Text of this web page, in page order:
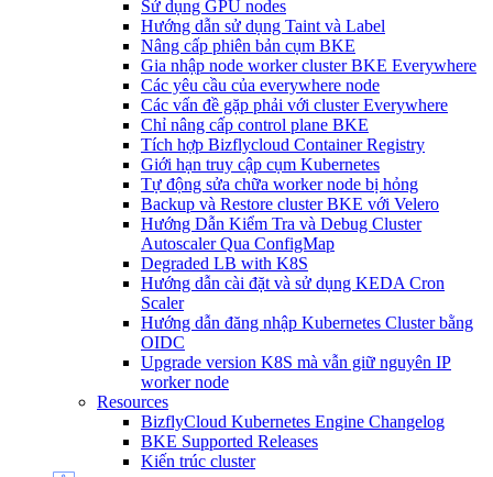
Sử dụng GPU nodes
Hướng dẫn sử dụng Taint và Label
Nâng cấp phiên bản cụm BKE
Gia nhập node worker cluster BKE Everywhere
Các yêu cầu của everywhere node
Các vấn đề gặp phải với cluster Everywhere
Chỉ nâng cấp control plane BKE
Tích hợp Bizflycloud Container Registry
Giới hạn truy cập cụm Kubernetes
Tự động sửa chữa worker node bị hỏng
Backup và Restore cluster BKE với Velero
Hướng Dẫn Kiểm Tra và Debug Cluster
Autoscaler Qua ConfigMap
Degraded LB with K8S
Hướng dẫn cài đặt và sử dụng KEDA Cron
Scaler
Hướng dẫn đăng nhập Kubernetes Cluster bằng
OIDC
Upgrade version K8S mà vẫn giữ nguyên IP
worker node
Resources
BizflyCloud Kubernetes Engine Changelog
BKE Supported Releases
Kiến trúc cluster